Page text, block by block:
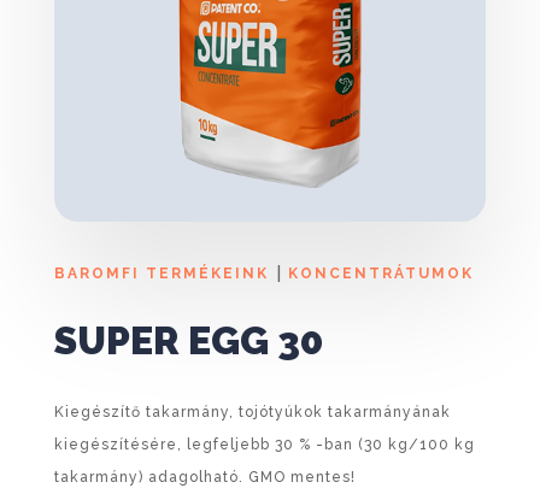
BAROMFI TERMÉKEINK | KONCENTRÁTUMOK
SUPER EGG 30
Kiegészítő takarmány, tojótyúkok takarmányának
kiegészítésére, legfeljebb 30 % -ban (30 kg/100 kg
takarmány) adagolható. GMO mentes!